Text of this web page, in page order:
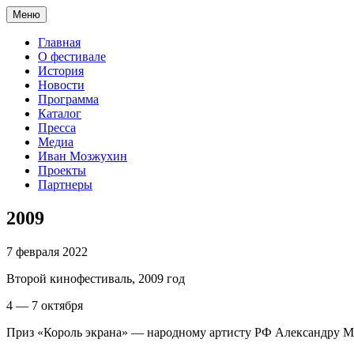
Меню
Главная
О фестивале
История
Новости
Программа
Каталог
Пресса
Медиа
Иван Мозжухин
Проекты
Партнеры
2009
7 февраля 2022
Второй кинофестиваль, 2009 год
4 — 7 октября
Приз «Король экрана» — народному артисту РФ Александру